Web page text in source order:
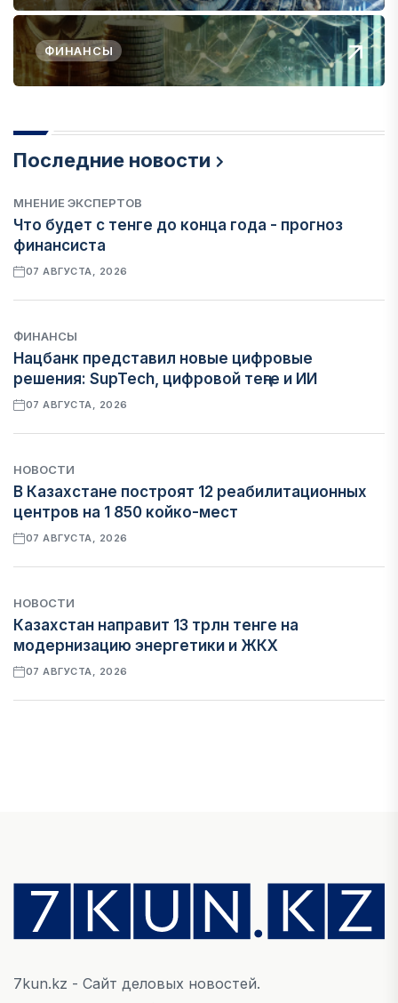
ФИНАНСЫ
Последние новости
МНЕНИЕ ЭКСПЕРТОВ
Что будет с тенге до конца года - прогноз
финансиста
07 АВГУСТА, 2026
ФИНАНСЫ
Нацбанк представил новые цифровые
решения: SupTech, цифровой теңге и ИИ
07 АВГУСТА, 2026
НОВОСТИ
В Казахстане построят 12 реабилитационных
центров на 1 850 койко-мест
07 АВГУСТА, 2026
НОВОСТИ
Казахстан направит 13 трлн тенге на
модернизацию энергетики и ЖКХ
07 АВГУСТА, 2026
Денежно-кредитная политика влияет не
только на спрос, но и на предложение труда
07 АВГУСТА, 2026
7kun.kz - Сайт деловых новостей.